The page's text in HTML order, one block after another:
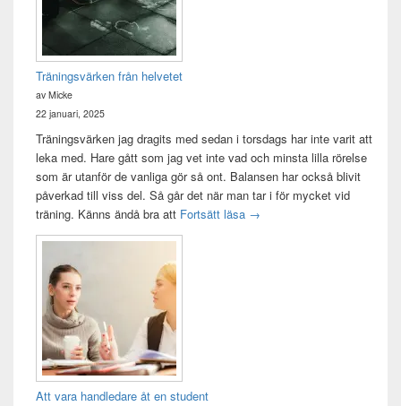
Träningsvärken från helvetet
av Micke
22 januari, 2025
Träningsvärken jag dragits med sedan i torsdags har inte varit att
leka med. Hare gått som jag vet inte vad och minsta lilla rörelse
som är utanför de vanliga gör så ont. Balansen har också blivit
påverkad till viss del. Så går det när man tar i för mycket vid
träning. Känns ändå bra att Fortsätt läsa Träningsvärken från helvetet
→
Att vara handledare åt en student